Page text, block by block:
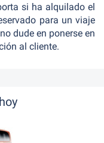
si ha alquilado el
para un viaje
dude en ponerse en
al cliente.